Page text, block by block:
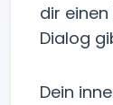
dir einen
Dialog
Dein